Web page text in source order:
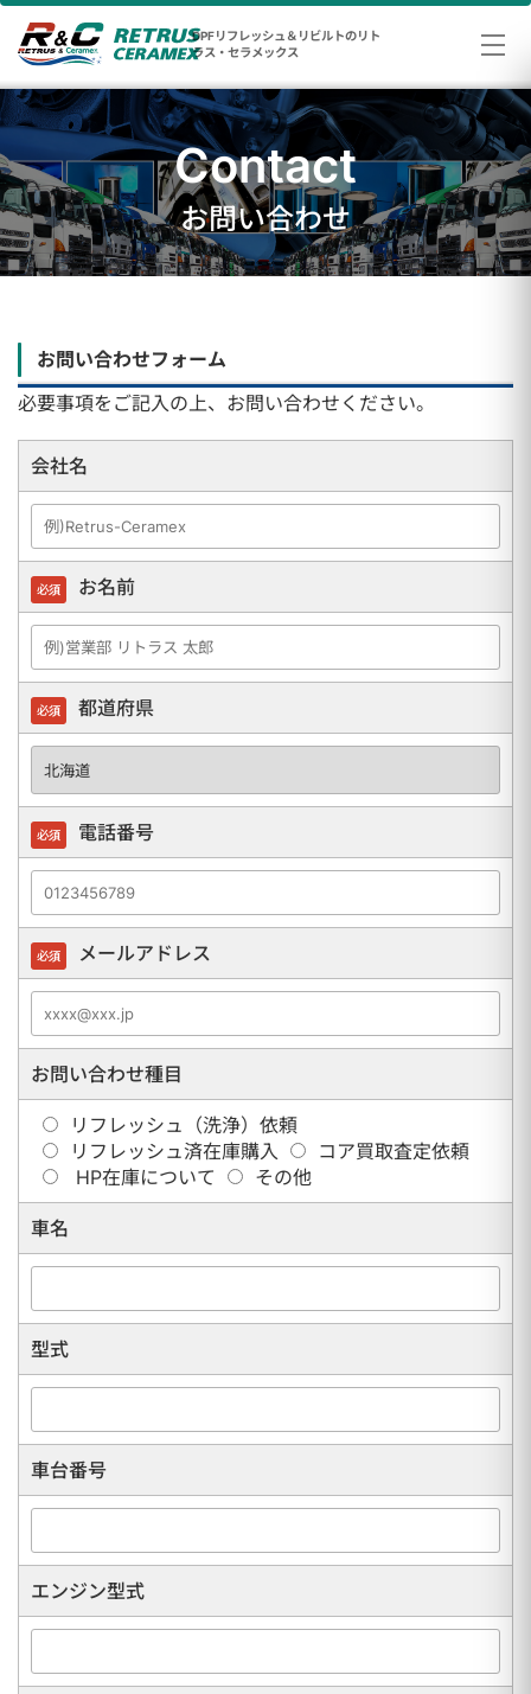
DPFリフレッシュ＆リビルトのリト
ラス・セラメックス
Contact
お問い合わせ
お問い合わせフォーム
必要事項をご記入の上、お問い合わせください。
会社名
必須 お名前
必須 都道府県
必須 電話番号
必須 メールアドレス
お問い合わせ種目
リフレッシュ（洗浄）依頼
リフレッシュ済在庫購入
コア買取査定依頼
HP在庫について
その他
車名
型式
車台番号
エンジン型式